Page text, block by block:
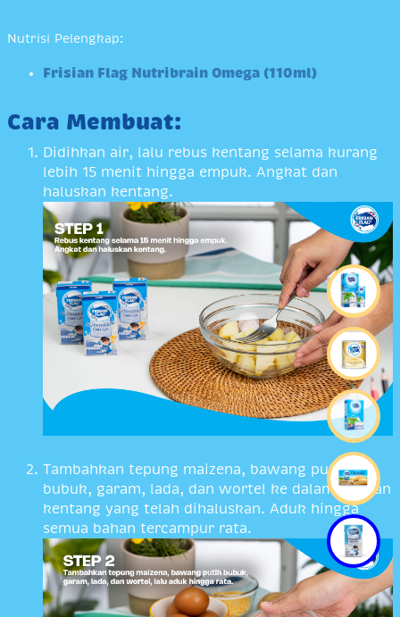
Nutrisi Pelengkap:
Frisian Flag Nutribrain Omega (110ml)
Cara Membuat:
Didihkan air, lalu rebus kentang selama kurang
lebih 15 menit hingga empuk. Angkat dan
haluskan kentang.
Tambahkan tepung maizena, bawang putih
bubuk, garam, lada, dan wortel ke dalam adonan
kentang yang telah dihaluskan. Aduk hingga
semua bahan tercampur rata.